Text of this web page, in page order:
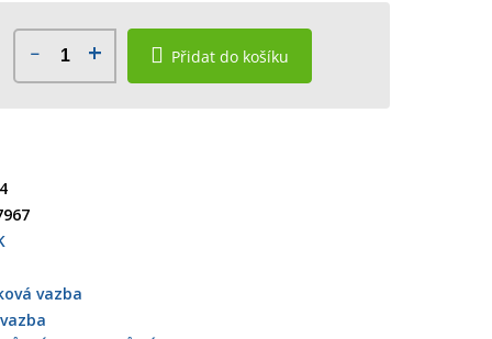
Přidat do košíku
vazba